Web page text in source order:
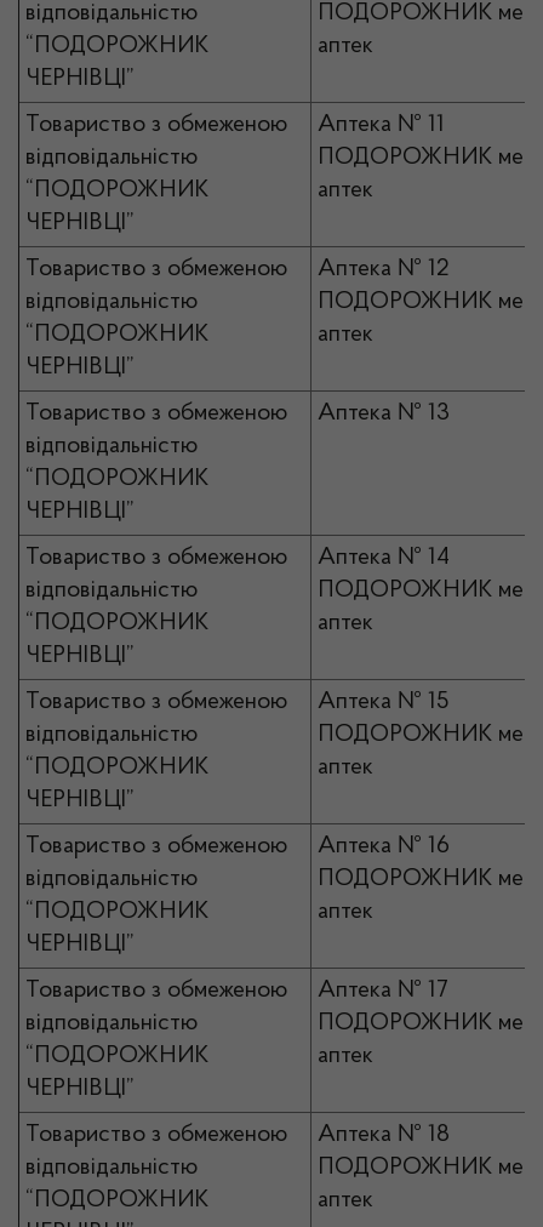
відповідальністю
“ПОДОРОЖНИК
ЧЕРНІВЦІ”
ПОДОРОЖНИК
аптек
Товариство з обмеженою
відповідальністю
“ПОДОРОЖНИК
ЧЕРНІВЦІ”
Аптека № 11
ПОДОРОЖНИК
аптек
Товариство з обмеженою
відповідальністю
“ПОДОРОЖНИК
ЧЕРНІВЦІ”
Аптека № 12
ПОДОРОЖНИК
аптек
Товариство з обмеженою
відповідальністю
“ПОДОРОЖНИК
ЧЕРНІВЦІ”
Аптека № 13
Товариство з обмеженою
відповідальністю
“ПОДОРОЖНИК
ЧЕРНІВЦІ”
Аптека № 14
ПОДОРОЖНИК
аптек
Товариство з обмеженою
відповідальністю
“ПОДОРОЖНИК
ЧЕРНІВЦІ”
Аптека № 15
ПОДОРОЖНИК
аптек
Товариство з обмеженою
відповідальністю
“ПОДОРОЖНИК
ЧЕРНІВЦІ”
Аптека № 16
ПОДОРОЖНИК
аптек
Товариство з обмеженою
відповідальністю
“ПОДОРОЖНИК
ЧЕРНІВЦІ”
Аптека № 17
ПОДОРОЖНИК
аптек
Товариство з обмеженою
відповідальністю
“ПОДОРОЖНИК
Аптека № 18
ПОДОРОЖНИК
аптек